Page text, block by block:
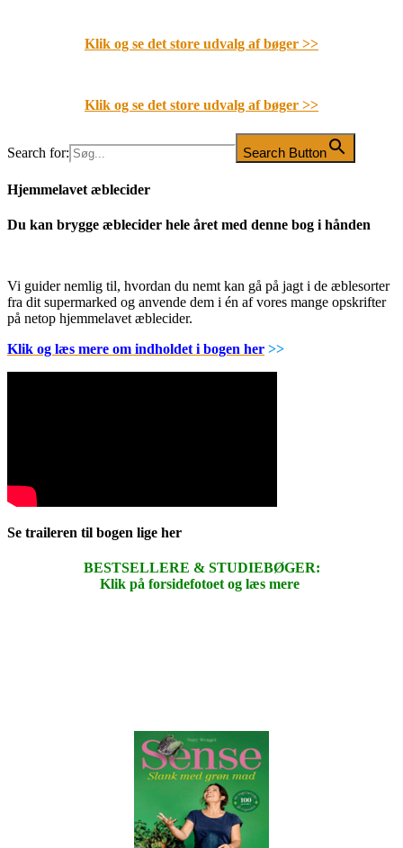
Klik og se det store udvalg af bøger >>
Klik og se det store udvalg af bøger >>
Search for: Search Button
Hjemmelavet æblecider
Du kan brygge æblecider hele året med denne bog i hånden
Vi guider nemlig til, hvordan du nemt kan gå på jagt i de æblesorter
fra dit supermarked og anvende dem i én af vores mange opskrifter
på netop hjemmelavet æblecider.
Klik og læs mere om indholdet i bogen her >>
Se traileren til bogen lige her
BESTSELLERE & STUDIEBØGER:
Klik på forsidefotoet og læs mere